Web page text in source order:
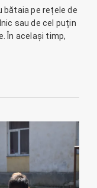
bătaia pe rețele de
sau de cel puțin
În același timp,